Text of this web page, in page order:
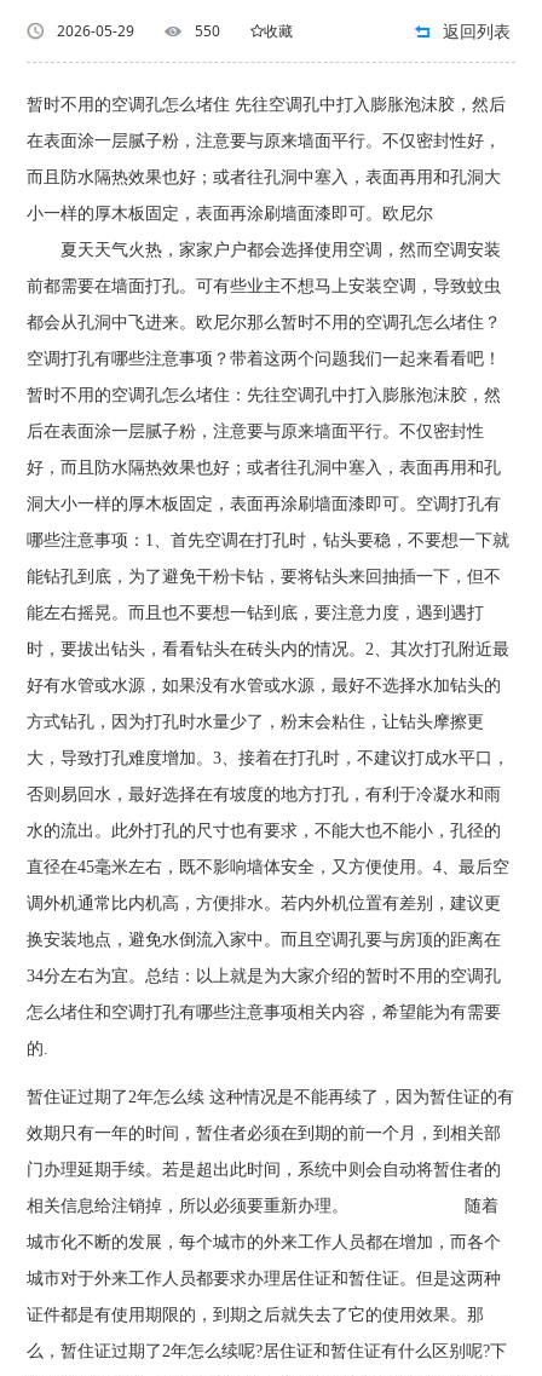
2026-05-29 550 收藏 返回列表
暂时不用的空调孔怎么堵住 先往空调孔中打入膨胀泡沫胶，然后
在表面涂一层腻子粉，注意要与原来墙面平行。不仅密封性好，
而且防水隔热效果也好；或者往孔洞中塞入，表面再用和孔洞大
小一样的厚木板固定，表面再涂刷墙面漆即可。欧尼尔
夏天天气火热，家家户户都会选择使用空调，然而空调安装
前都需要在墙面打孔。可有些业主不想马上安装空调，导致蚊虫
都会从孔洞中飞进来。欧尼尔那么暂时不用的空调孔怎么堵住？
空调打孔有哪些注意事项？带着这两个问题我们一起来看看吧！
暂时不用的空调孔怎么堵住：先往空调孔中打入膨胀泡沫胶，然
后在表面涂一层腻子粉，注意要与原来墙面平行。不仅密封性
好，而且防水隔热效果也好；或者往孔洞中塞入，表面再用和孔
洞大小一样的厚木板固定，表面再涂刷墙面漆即可。空调打孔有
哪些注意事项：1、首先空调在打孔时，钻头要稳，不要想一下就
能钻孔到底，为了避免干粉卡钻，要将钻头来回抽插一下，但不
能左右摇晃。而且也不要想一钻到底，要注意力度，遇到遇打
时，要拔出钻头，看看钻头在砖头内的情况。2、其次打孔附近最
好有水管或水源，如果没有水管或水源，最好不选择水加钻头的
方式钻孔，因为打孔时水量少了，粉末会粘住，让钻头摩擦更
大，导致打孔难度增加。3、接着在打孔时，不建议打成水平口，
否则易回水，最好选择在有坡度的地方打孔，有利于冷凝水和雨
水的流出。此外打孔的尺寸也有要求，不能大也不能小，孔径的
直径在45毫米左右，既不影响墙体安全，又方便使用。4、最后空
调外机通常比内机高，方便排水。若内外机位置有差别，建议更
换安装地点，避免水倒流入家中。而且空调孔要与房顶的距离在
34分左右为宜。总结：以上就是为大家介绍的暂时不用的空调孔
怎么堵住和空调打孔有哪些注意事项相关内容，希望能为有需要
的.
暂住证过期了2年怎么续 这种情况是不能再续了，因为暂住证的有
效期只有一年的时间，暂住者必须在到期的前一个月，到相关部
门办理延期手续。若是超出此时间，系统中则会自动将暂住者的
相关信息给注销掉，所以必须要重新办理。 随着
城市化不断的发展，每个城市的外来工作人员都在增加，而各个
城市对于外来工作人员都要求办理居住证和暂住证。但是这两种
证件都是有使用期限的，到期之后就失去了它的使用效果。那
么，暂住证过期了2年怎么续呢?居住证和暂住证有什么区别呢?下